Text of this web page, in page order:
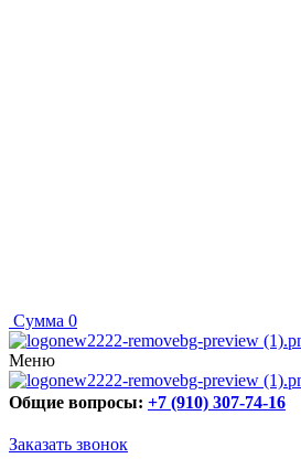
Сумма 0
Меню
Общие вопросы: +7 (910) 307-74-16
Заказать звонок